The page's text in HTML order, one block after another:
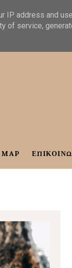
IP address and
of service,